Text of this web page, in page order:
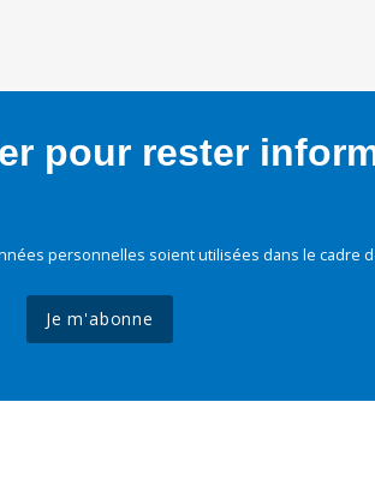
pour rester
personnelles soient utilisées dans le cadre
Je m'abonne